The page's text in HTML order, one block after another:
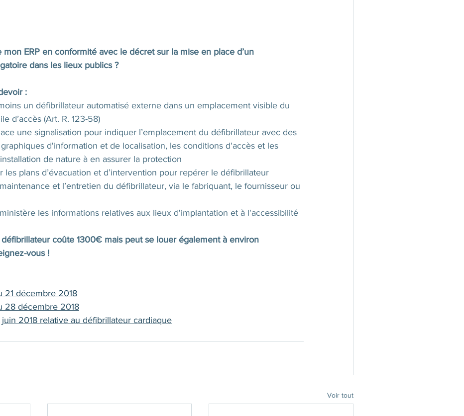
ERP en conformité avec le décret sur la mise en place d’un
dans les lieux publics ?
:
un défibrillateur automatisé externe dans un emplacement visible du
d’accès (Art. R. 123-58)
une signalisation pour indiquer l’emplacement du défibrillateur avec des
d'information et de localisation, les conditions d'accès et les
de nature à en assurer la protection
les plans d’évacuation et d’intervention pour repérer le défibrillateur
et l’entretien du défibrillateur, via le fabriquant, le fournisseur ou
les informations relatives aux lieux d'implantation et à l'accessibilité
coûte 1300€ mais peut se louer également à environ
vous !
21 décembre 2018
28 décembre 2018
2018 relative au défibrillateur cardiaque
Voir tout